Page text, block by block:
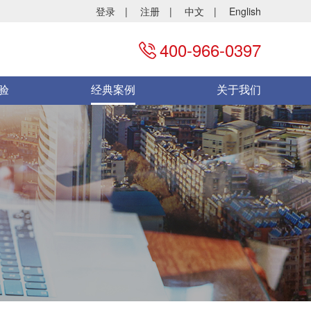
登录 | 注册 | 中文 | English
400-966-0397
经典案例 关于我们